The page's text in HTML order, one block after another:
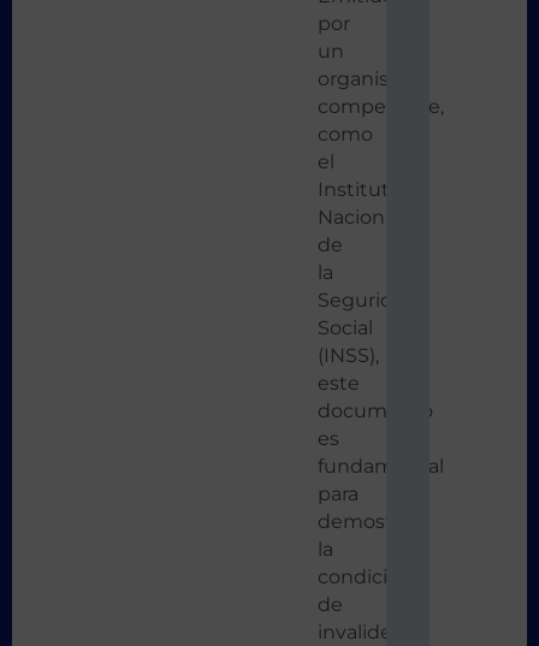
por
un
organismo
competente,
como
el
Instituto
Nacional
de
la
Seguridad
Social
(INSS),
este
documento
es
fundamental
para
demostrar
la
condición
de
invalidez